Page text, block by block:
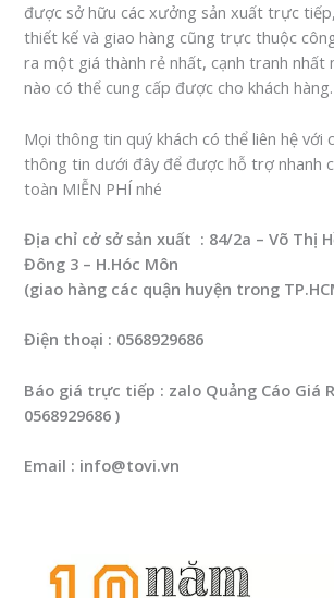
được sở hữu các xưởng sản xuất trực
thiết kế và giao hàng cũng trực thuộc
ra một giá thành rẻ nhất, cạnh tranh nhất
nào có thể cung cấp được cho khách hàng.
Mọi thông tin quý khách có thể liên hệ với
thông tin dưới đây để được hỗ trợ nhanh
toàn MIỄN PHÍ nhé
Địa chỉ cở sở sản xuất : 84/2a – Võ Thị
Đông 3 – H.Hóc Môn
(giao hàng các quận huyện trong
Điện thoại : 0568929686
Báo giá trực tiếp : zalo Quảng Cáo Giá
0568929686 )
Email : info@tovi.vn